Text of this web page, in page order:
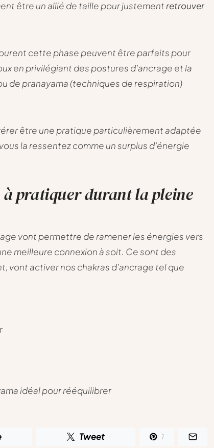
être un allié de taille pour justement retrouver
cette phase peuvent être parfaits pour
en privilégiant des postures d’ancrage et la
de pranayama (techniques de respiration)
être une pratique particulièrement adaptée
la ressentez comme un surplus d’énergie
à pratiquer durant la pleine
vont permettre de ramener les énergies vers
meilleure connexion à soit. Ce sont des
vont activer nos chakras d’ancrage tel que
idéal pour rééquilibrer
Tweet 1